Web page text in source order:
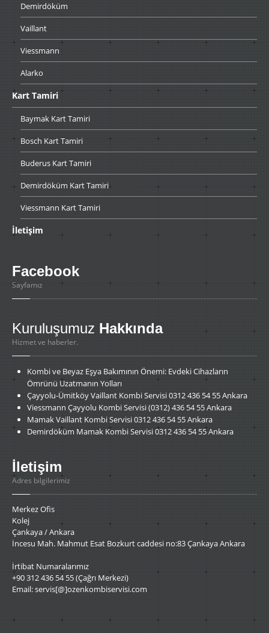
Demirdöküm
Vaillant
Viessmann
Alarko
Kart Tamiri
Baymak Kart Tamiri
Bosch Kart Tamiri
Buderus Kart Tamiri
Demirdöküm Kart Tamiri
Viessmann Kart Tamiri
İletişim
Facebook
Sayfamız
Kuruluşumuz Hakkında
Hizmet ve haberler.
Kombive Beyaz Eşya Bakımının Önemi: Evdeki Cihazların
Ömrünü Uzatmanın Yolları
Çayyolu-ÜmitköyVaillant Kombi Servisi 0312 436 54 55 Ankara
Viessmann Çayyolu Kombi Servisi (0312) 436 54 55 Ankara
MamakVaillant Kombi Servisi 0312 436 54 55 Ankara
Demirdöküm Mamak Kombi Servisi 0312 436 54 55 Ankara
İletişim
Adres bilgilerimiz
Merkez Ofis
Kolej
Çankaya / Ankara
İncesu Mah. Mahmut Esat Bozkurt caddesi no:83 Çankaya Ankara
İrtibat Numaralarımız
+90 312 436 54 55 (Çağrı Merkezi)
Email: servis[@]ozenkombiservisi.com